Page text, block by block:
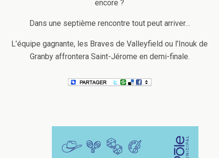
encore ?
Dans une septième rencontre tout peut arriver…
L’équipe gagnante, les Braves de Valleyfield ou l’Inouk de
Granby affrontera Saint-Jérome en demi-finale.